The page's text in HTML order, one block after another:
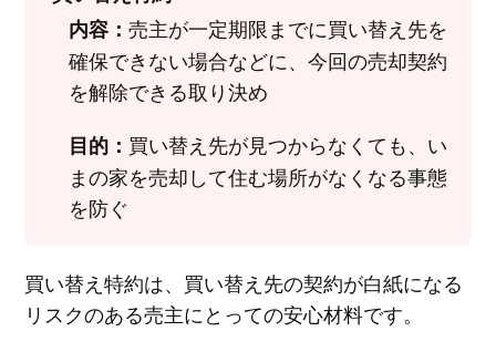
内容： 売主が一定期限までに買い替え先を
確保できない場合などに、今回の売却契約
を解除できる取り決め
目的： 買い替え先が見つからなくても、い
まの家を売却して住む場所がなくなる事態
を防ぐ
買い替え特約は、買い替え先の契約が白紙になる
リスクのある売主にとっての安心材料です。